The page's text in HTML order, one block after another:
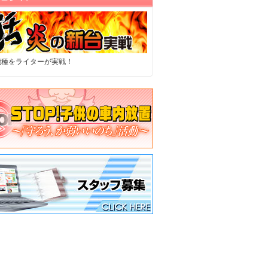
をライターが実戦！